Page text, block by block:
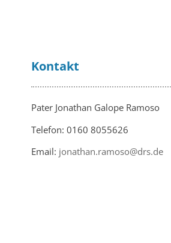
Kontakt
Pater Jonathan Galope Ramoso
Telefon: 0160 8055626
Email: jonathan.ramoso@drs.de